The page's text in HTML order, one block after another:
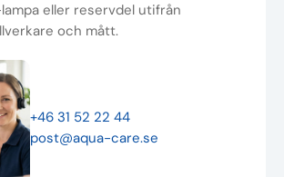
eller reservdel utifrån
och mått.
+46 31 52 22 44
post@aqua-care.se